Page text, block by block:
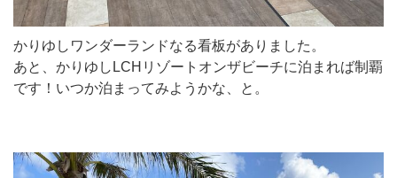
かりゆしワンダーランドなる看板がありました。
あと、かりゆしLCHリゾートオンザビーチに泊まれば制覇
です！いつか泊まってみようかな、と。